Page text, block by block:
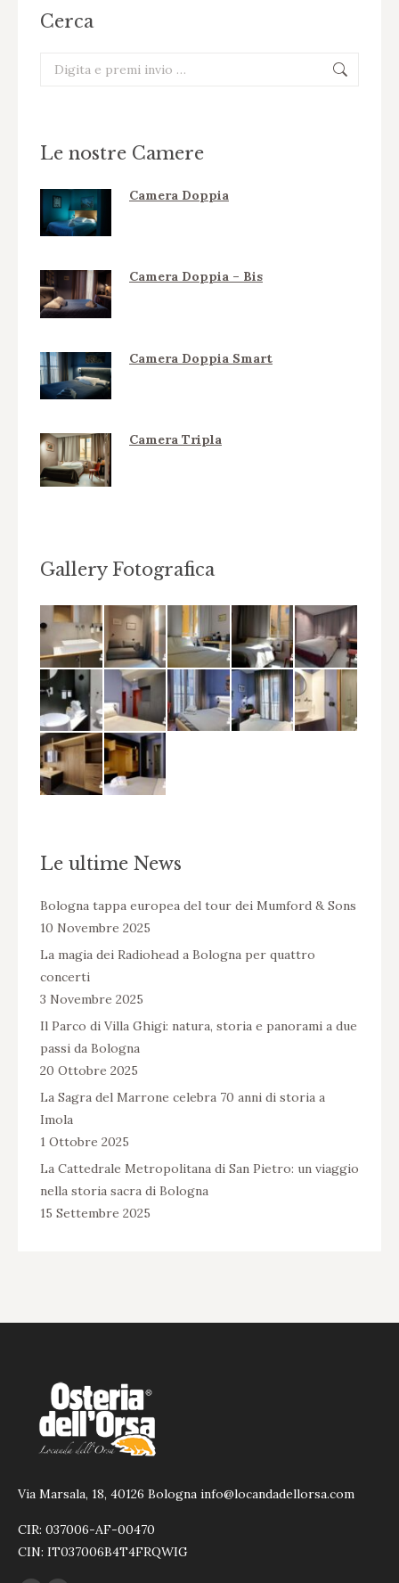
Cerca
Cerca:
Le nostre Camere
Camera Doppia
Camera Doppia – Bis
Camera Doppia Smart
Camera Tripla
Gallery Fotografica
Le ultime News
Bologna tappa europea del tour dei Mumford & Sons
10 Novembre 2025
La magia dei Radiohead a Bologna per quattro
concerti
3 Novembre 2025
Il Parco di Villa Ghigi: natura, storia e panorami a due
passi da Bologna
20 Ottobre 2025
La Sagra del Marrone celebra 70 anni di storia a
Imola
1 Ottobre 2025
La Cattedrale Metropolitana di San Pietro: un viaggio
nella storia sacra di Bologna
15 Settembre 2025
Via Marsala, 18, 40126 Bologna info@locandadellorsa.com
CIR: 037006-AF-00470
CIN: IT037006B4T4FRQWIG